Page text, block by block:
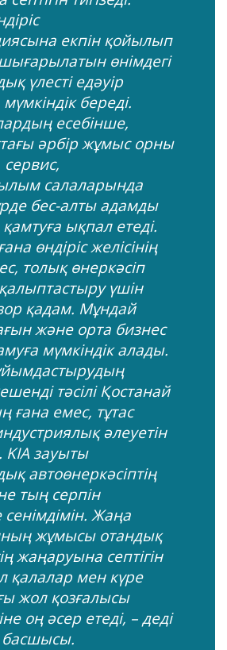
екпін қойылып
өнімдегі
үлесті едәуір
береді.
есебінше,
әрбір жұмыс орны
сервис,
салаларында
бес-алты адамды
ықпал етеді.
өндіріс желісінің
толық өнеркәсіп
үшін
қадам. Мұндай
және орта бизнес
мүмкіндік алады.
тәсілі Қостанай
ғана емес, тұтас
әлеуетін
KIA зауыты
автоөнеркәсіптің
тың серпін
сенімдімін. Жаңа
жұмысы отандық
жаңаруына септігін
қалалар мен күре
жол қозғалысы
оң әсер етеді, – деді